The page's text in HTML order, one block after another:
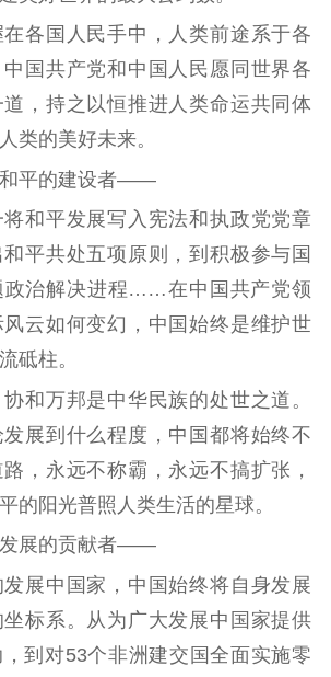
国人民手中，人类前途系于各
国共产党和中国人民愿同世界各
，持之以恒推进人类命运共同体
类的美好未来。
平的建设者——
平发展写入宪法和执政党党章
平共处五项原则，到积极参与国
政治解决进程……在中国共产党领
云如何变幻，中国始终是维护世
砥柱。
万邦是中华民族的处世之道。
展到什么程度，中国都将始终不
，永远不称霸，永远不搞扩张，
的阳光普照人类生活的星球。
展的贡献者——
中国家，中国始终将自身发展
标系。从为广大发展中国家提供
到对53个非洲建交国全面实施零